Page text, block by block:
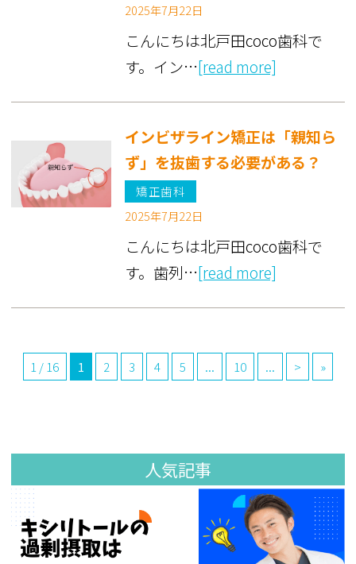
2025年7月22日
こんにちは北戸田coco歯科で
す。イン…[read more]
インビザライン矯正は「親知ら
ず」を抜歯する必要がある？
矯正歯科
2025年7月22日
こんにちは北戸田coco歯科で
す。歯列…[read more]
1 / 16 1 2 3 4 5 ... 10 ... > »
人気記事